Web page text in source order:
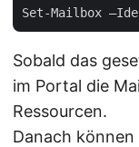
Sobald das
im Portal die
Ressourcen.
Danach